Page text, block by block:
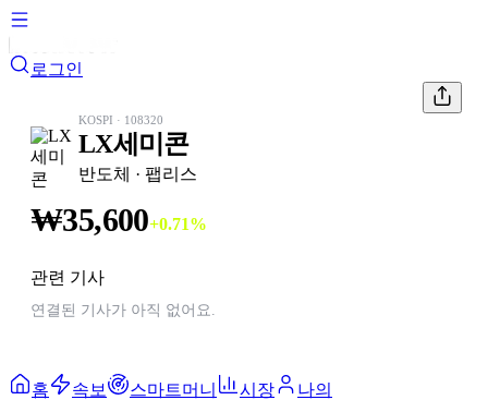
로그인
KOSPI · 108320
LX세미콘
반도체 · 팹리스
₩35,600+0.71%
관련 기사
연결된 기사가 아직 없어요.
홈 속보 스마트머니 시장 나의